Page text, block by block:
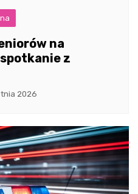
na
z
2026